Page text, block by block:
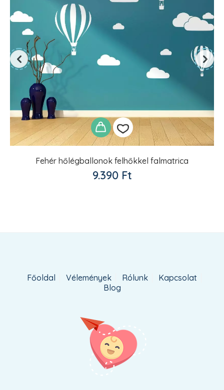
Fehér hőlégballonok felhőkkel falmatrica
9.390 Ft
Kedvencekhez
Főoldal Vélemények Rólunk
Kapcsolat
Blog